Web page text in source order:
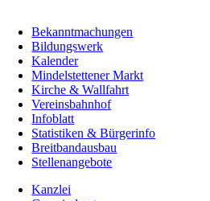
Bekanntmachungen
Bildungswerk
Kalender
Mindelstettener Markt
Kirche & Wallfahrt
Vereinsbahnhof
Infoblatt
Statistiken & Bürgerinfo
Breitbandausbau
Stellenangebote
Kanzlei